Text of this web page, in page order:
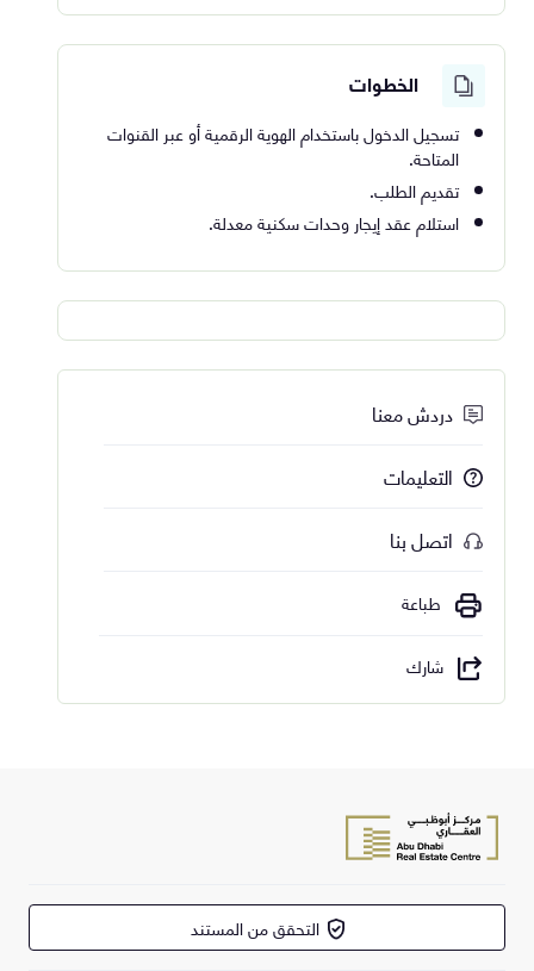
الخطوات
تسجيل الدخول باستخدام الهوية الرقمية أو عبر القنوات
المتاحة.
تقديم الطلب.
استلام عقد إيجار وحدات سكنية معدلة.
دردش معنا
التعليمات
اتصل بنا
طباعة
شارك
التحقق من المستند